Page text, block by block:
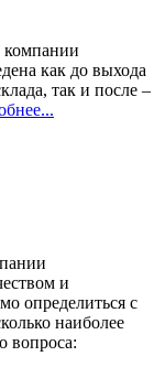
компании
как до выхода
так и после –
и
определиться с
наиболее
вопроса: